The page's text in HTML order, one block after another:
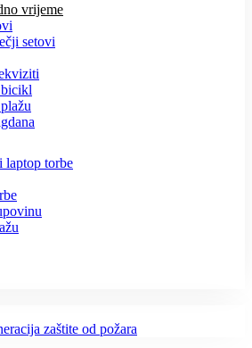
vrijeme
setovi
laptop torbe
zaštite od požara